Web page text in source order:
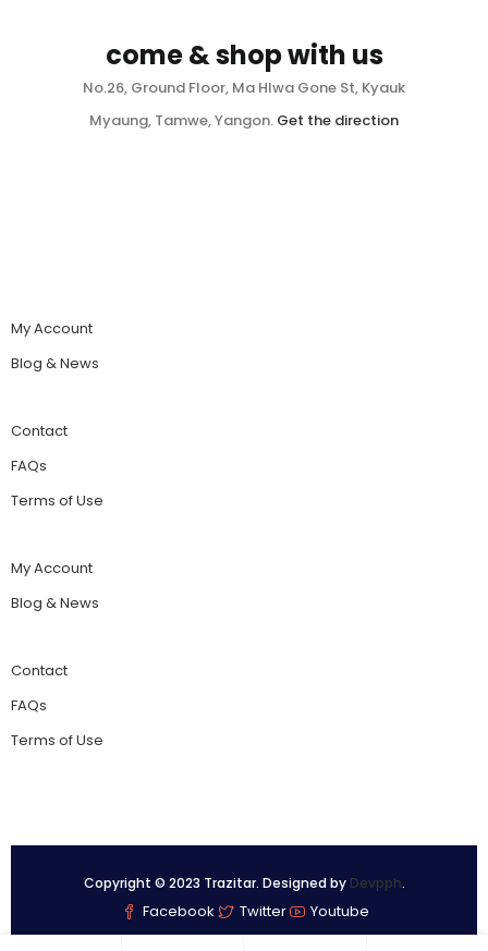
come & shop with us
No.26, Ground Floor, Ma Hlwa Gone St, Kyauk
Myaung, Tamwe, Yangon. Get the direction
My Account
Blog & News
Contact
FAQs
Terms of Use
My Account
Blog & News
Contact
FAQs
Terms of Use
Copyright © 2023 Trazitar. Designed by Devpph.
Facebook Twitter Youtube